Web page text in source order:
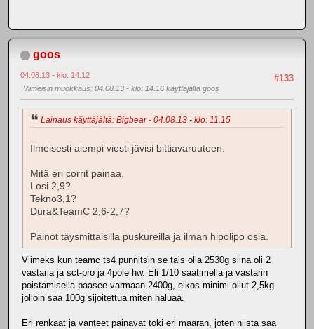
goos
#133
04.08.13 - klo: 14.12
Viimeisin muokkaus: 04.08.13 - klo: 14.16 käyttäjältä goos
Lainaus käyttäjältä: Bigbear - 04.08.13 - klo: 11.15
Ilmeisesti aiempi viesti jävisi bittiavaruuteen.
Mitä eri corrit painaa.
Losi 2,9?
Tekno3,1?
Dura&TeamC 2,6-2,7?
Painot täysmittaisilla puskureilla ja ilman hipolipo osia.
Viimeks kun teamc ts4 punnitsin se tais olla 2530g siina oli 2
vastaria ja sct-pro ja 4pole hw. Eli 1/10 saatimella ja vastarin
poistamisella paasee varmaan 2400g, eikos minimi ollut 2,5kg
jolloin saa 100g sijoitettua miten haluaa.
Eri renkaat ja vanteet painavat toki eri maaran, joten niista saa